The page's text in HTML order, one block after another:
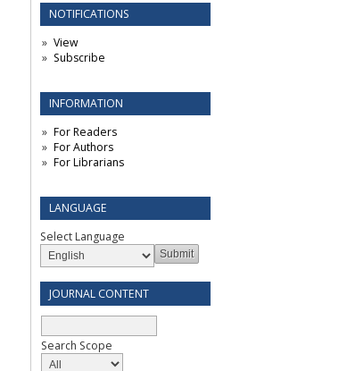
NOTIFICATIONS
View
Subscribe
INFORMATION
For Readers
For Authors
For Librarians
LANGUAGE
Select Language
JOURNAL CONTENT
Search Scope